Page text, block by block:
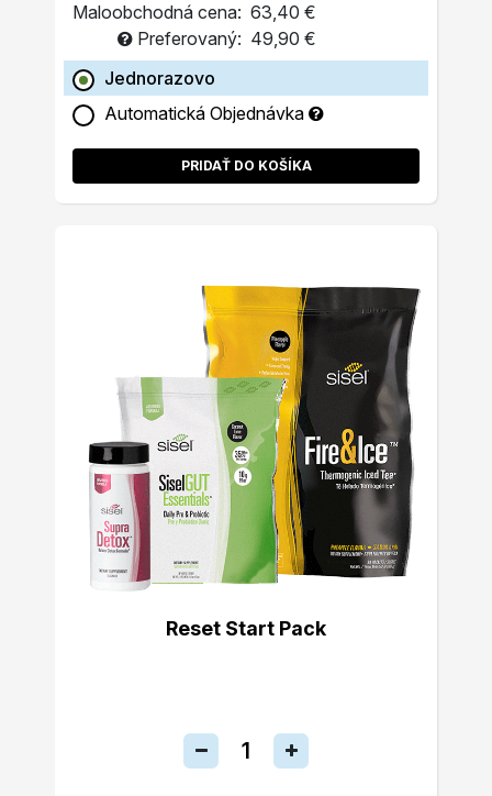
Maloobchodná cena: 63,40 €
Preferovaný: 49,90 €
Jednorazovo
Automatická Objednávka
PRIDAŤ DO KOŠÍKA
Reset Start Pack